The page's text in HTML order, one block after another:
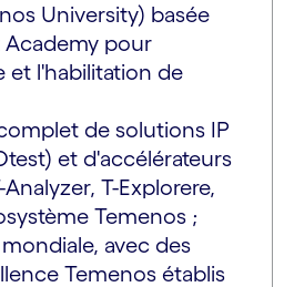
University) basée
pour
et l'habilitation de
de solutions IP
et d'accélérateurs
T-Explorere,
Temenos ;
avec des
Temenos établis